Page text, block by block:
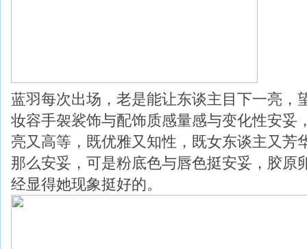
蓝羽每次出场，老是能让东谈主目下一亮，
妆容手袈裟饰与配饰质感量感与变化性安妥
亮又高等，既优雅又知性，既女东谈主又芳
那么安妥，可是粉底色与唇色挺安妥，胶原
经显得她现象挺好的。